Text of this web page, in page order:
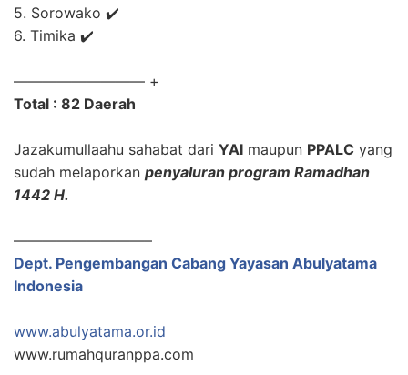
5. Sorowako ✔️
6. Timika ✔️
————————— +
Total : 82 Daerah
Jazakumullaahu sahabat dari YAI maupun PPALC yang
sudah melaporkan penyaluran program Ramadhan
1442 H.
—————————–
Dept. Pengembangan Cabang Yayasan Abulyatama
Indonesia
www.abulyatama.or.id
www.rumahquranppa.com